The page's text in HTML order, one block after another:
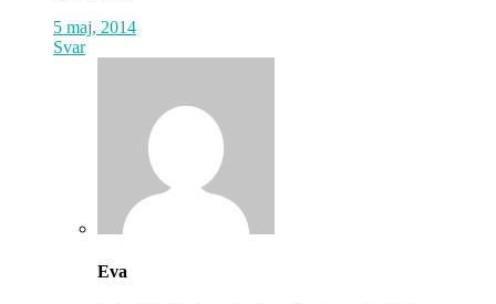
5 maj, 2014
Svar
Eva